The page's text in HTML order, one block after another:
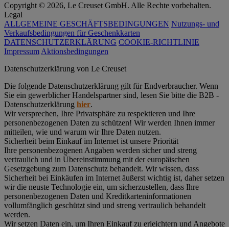
Copyright © 2026, Le Creuset GmbH. Alle Rechte vorbehalten.
Legal
ALLGEMEINE GESCHÄFTSBEDINGUNGEN Nutzungs- und
Verkaufsbedingungen für Geschenkkarten
DATENSCHUTZERKLÄRUNG COOKIE-RICHTLINIE
Impressum Aktionsbedingungen
Datenschutz­erklärung von Le Creuset
Die folgende Datenschutzerklärung gilt für Endverbraucher. Wenn
Sie ein gewerblicher Handelspartner sind, lesen Sie bitte die B2B -
Datenschutzerklärung hier.
Wir versprechen, Ihre Privatsphäre zu respektieren und Ihre
personenbezogenen Daten zu schützen! Wir werden Ihnen immer
mitteilen, wie und warum wir Ihre Daten nutzen.
Sicherheit beim Einkauf im Internet ist unsere Priorität
Ihre personenbezogenen Angaben werden sicher und streng
vertraulich und in Übereinstimmung mit der europäischen
Gesetzgebung zum Datenschutz behandelt. Wir wissen, dass
Sicherheit bei Einkäufen im Internet äußerst wichtig ist, daher setzen
wir die neuste Technologie ein, um sicherzustellen, dass Ihre
personenbezogenen Daten und Kreditkarteninformationen
vollumfänglich geschützt sind und streng vertraulich behandelt
werden.
Wir setzen Daten ein, um Ihren Einkauf zu erleichtern und Angebote